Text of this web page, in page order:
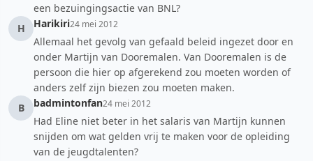
een bezuingingsactie van BNL?
H
Harikiri24 mei 2012
Allemaal het gevolg van gefaald beleid ingezet door en
onder Martijn van Dooremalen. Van Dooremalen is de
persoon die hier op afgerekend zou moeten worden of
anders zelf zijn biezen zou moeten maken.
B
badmintonfan24 mei 2012
Had Eline niet beter in het salaris van Martijn kunnen
snijden om wat gelden vrij te maken voor de opleiding
van de jeugdtalenten?